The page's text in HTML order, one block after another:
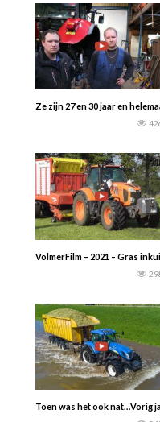
Ze zijn 27 en 30 jaar en
VolmerFilm – 2021 – Gras
Toen was het ook nat…Vorig